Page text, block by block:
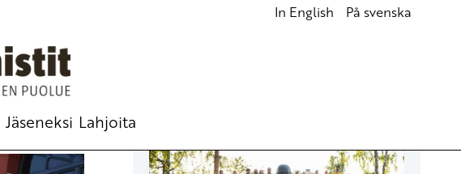
In English På svenska
Jäseneksi Lahjoita